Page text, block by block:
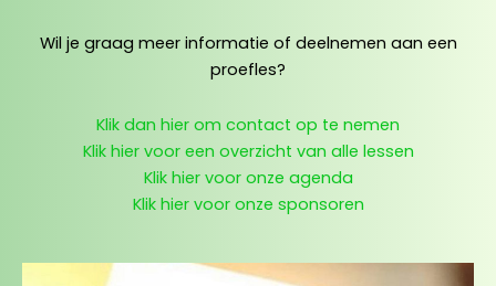
Wil je graag meer informatie of deelnemen aan een
proefles?
Klik dan hier om contact op te nemen
Klik hier voor een overzicht van alle lessen
Klik hier voor onze agenda
Klik hier voor onze sponsoren